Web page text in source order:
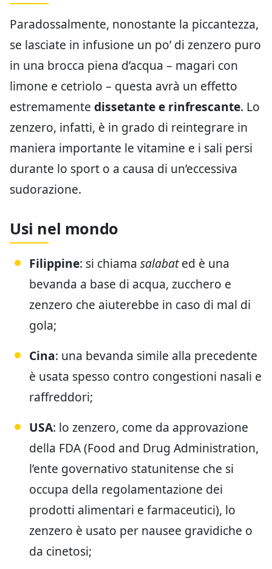
Paradossalmente, nonostante la piccantezza,
se lasciate in infusione un po’ di zenzero puro
in una brocca piena d’acqua – magari con
limone e cetriolo – questa avrà un effetto
estremamente dissetante e rinfrescante. Lo
zenzero, infatti, è in grado di reintegrare in
maniera importante le vitamine e i sali persi
durante lo sport o a causa di un’eccessiva
sudorazione.
Usi nel mondo
Filippine: si chiama salabated è una
bevanda a base di acqua, zucchero e
zenzero che aiuterebbe in caso di mal di
gola;
Cina: una bevanda simile alla precedente
è usata spesso contro congestioni nasali e
raffreddori;
USA: lo zenzero, come da approvazione
della FDA (Food and Drug Administration,
l’ente governativo statunitense che si
occupa della regolamentazione dei
prodotti alimentari e farmaceutici), lo
zenzero è usato per nausee gravidiche o
da cinetosi;